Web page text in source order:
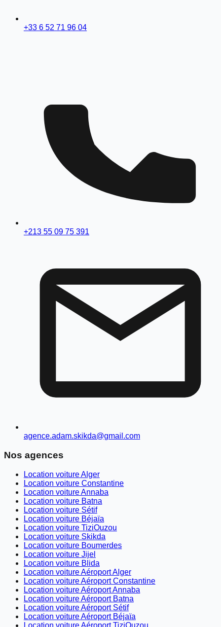
+33 6 52 71 96 04
+213 55 09 75 391
agence.adam.skikda@gmail.com
Nos agences
Location voiture Alger
Location voiture Constantine
Location voiture Annaba
Location voiture Batna
Location voiture Sétif
Location voiture Béjaïa
Location voiture TiziOuzou
Location voiture Skikda
Location voiture Boumerdes
Location voiture Jijel
Location voiture Blida
Location voiture Aéroport Alger
Location voiture Aéroport Constantine
Location voiture Aéroport Annaba
Location voiture Aéroport Batna
Location voiture Aéroport Sétif
Location voiture Aéroport Béjaïa
Location voiture Aéroport TiziOuzou